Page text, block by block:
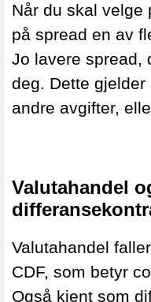
Når du skal velge
på spread en av
Jo lavere spread,
deg. Dette
andre avgifter,
Valutahandel
Valutahandel
CDF, som betyr
Også kjent som